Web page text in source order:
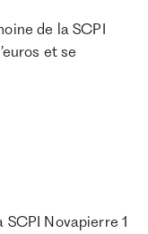
de la SCPI
et se
Novapierre 1